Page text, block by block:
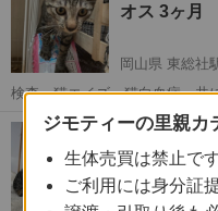
オス 3ヶ月
岡山県 東総社
検査 猫エイズ、猫白血病 共
麗な目になり…
岡山 総社市 東総社駅
超活発で天
メス 11ヶ月
ジモティーの里親カ
生体売買は禁止で
ご利用には身分証